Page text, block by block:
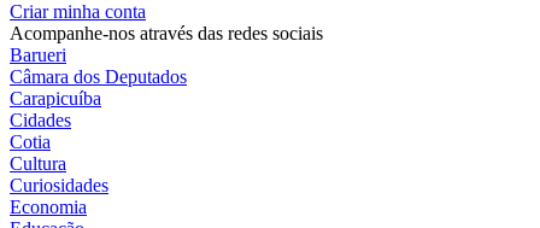
Criar minha conta
Acompanhe-nos através das redes sociais
Barueri
Câmara dos Deputados
Carapicuíba
Cidades
Cotia
Cultura
Curiosidades
Economia